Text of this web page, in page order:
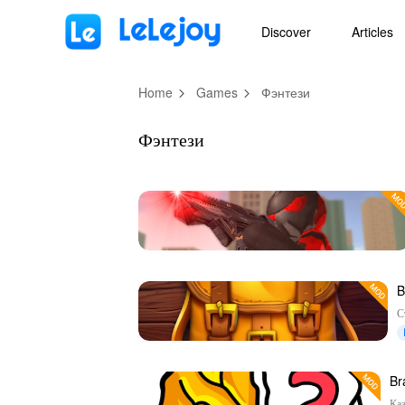
Discover Articles
Home Games Фэнтези
Фэнтези